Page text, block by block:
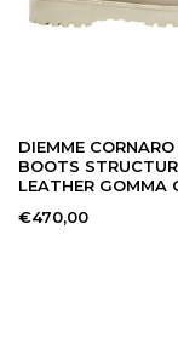
DIEMME
BOOTS
LEATHER GOMMA
€470,00